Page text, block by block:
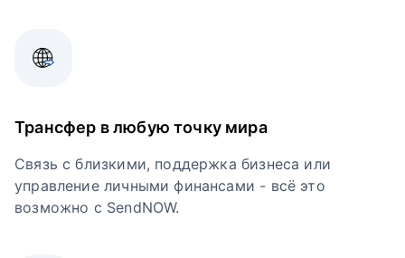
Трансфер в любую точку мира
Связь с близкими, поддержка бизнеса или
управление личными финансами - всё это
возможно с SendNOW.